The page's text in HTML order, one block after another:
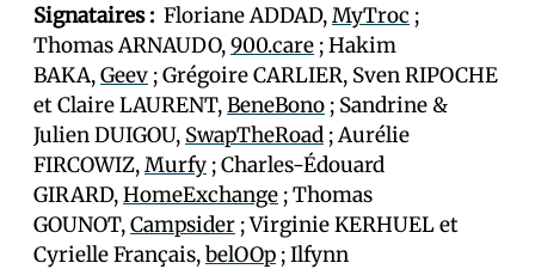
Signataires : Floriane ADDAD,MyTroc ;
Thomas ARNAUDO,900.care ; Hakim
BAKA,Geev ; Grégoire CARLIER, Sven RIPOCHE
et Claire LAURENT,BeneBono ; Sandrine &
Julien DUIGOU, SwapTheRoad ; Aurélie
FIRCOWIZ,Murfy ; Charles-Édouard
GIRARD,HomeExchange ; Thomas
GOUNOT,Campsider ; Virginie KERHUEL et
Cyrielle Français,belOOp ; Ilfynn